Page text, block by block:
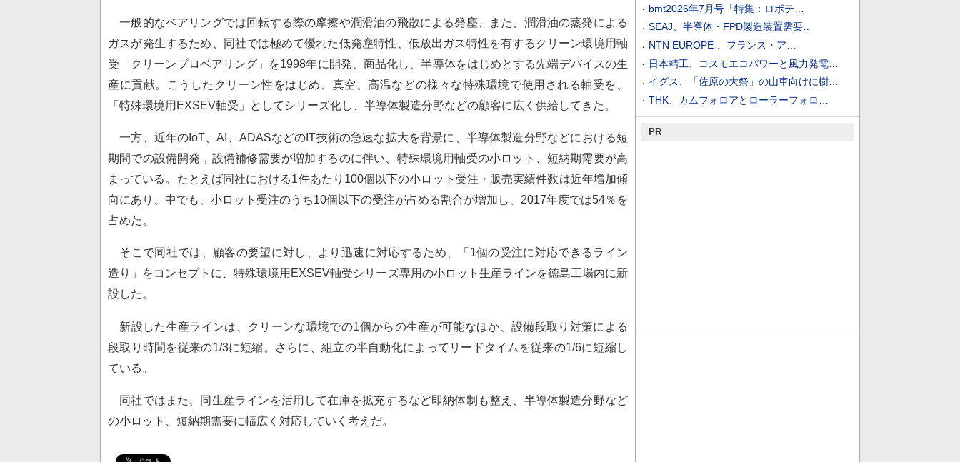
一般的なベアリングでは回転する際の摩擦や潤滑油の飛散による発塵、また、潤滑油の蒸発による
ガスが発生するため、同社では極めて優れた低発塵特性、低放出ガス特性を有するクリーン環境用軸
受「クリーンプロベアリング」を1998年に開発、商品化し、半導体をはじめとする先端デバイスの生
産に貢献。こうしたクリーン性をはじめ、真空、高温などの様々な特殊環境で使用される軸受を、
「特殊環境用EXSEV軸受」としてシリーズ化し、半導体製造分野などの顧客に広く供給してきた。
一方、近年のIoT、AI、ADASなどのIT技術の急速な拡大を背景に、半導体製造分野などにおける短
期間での設備開発，設備補修需要が増加するのに伴い、特殊環境用軸受の小ロット、短納期需要が高
まっている。たとえば同社における1件あたり100個以下の小ロット受注・販売実績件数は近年増加傾
向にあり、中でも、小ロット受注のうち10個以下の受注が占める割合が増加し、2017年度では54％を
占めた。
そこで同社では、顧客の要望に対し、より迅速に対応するため、「1個の受注に対応できるライン
造り」をコンセプトに、特殊環境用EXSEV軸受シリーズ専用の小ロット生産ラインを徳島工場内に新
設した。
新設した生産ラインは、クリーンな環境での1個からの生産が可能なほか、設備段取り対策による
段取り時間を従来の1/3に短縮。さらに、組立の半自動化によってリードタイムを従来の1/6に短縮し
ている。
同社ではまた、同生産ラインを活用して在庫を拡充するなど即納体制も整え、半導体製造分野など
の小ロット、短納期需要に幅広く対応していく考えだ。
bmt2026年7月号「特集：ロボテ…
SEAJ、半導体・FPD製造装置需要…
NTN EUROPE 、フランス・ア…
日本精工、コスモエコパワーと風力発電…
イグス、「佐原の大祭」の山車向けに樹…
THK、カムフォロアとローラーフォロ…
PR